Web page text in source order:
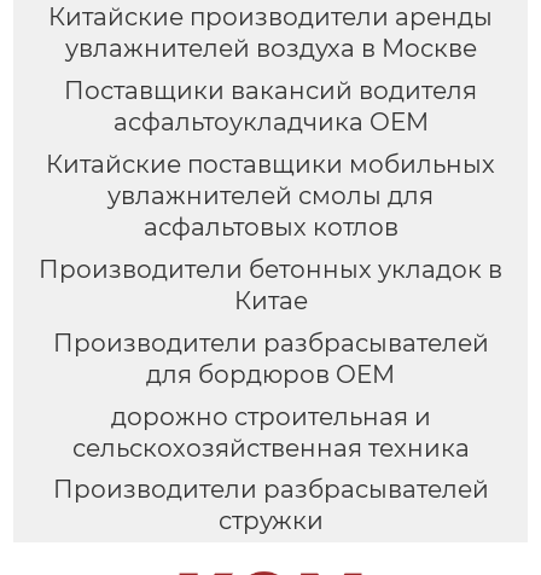
Китайские производители аренды
увлажнителей воздуха в Москве
Поставщики вакансий водителя
асфальтоукладчика OEM
Китайские поставщики мобильных
увлажнителей смолы для
асфальтовых котлов
Производители бетонных укладок в
Китае
Производители разбрасывателей
для бордюров OEM
дорожно строительная и
сельскохозяйственная техника
Производители разбрасывателей
стружки